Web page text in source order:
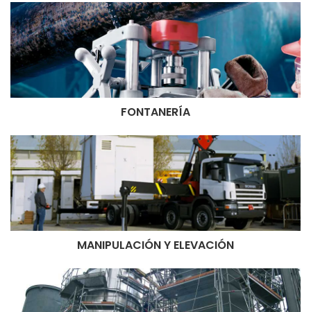
FONTANERÍA
MANIPULACIÓN Y ELEVACIÓN